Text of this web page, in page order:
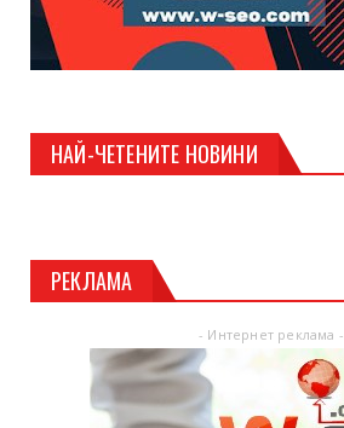
НАЙ-ЧЕТЕНИТЕ НОВИНИ
РЕКЛАМА
- Интернет реклама -